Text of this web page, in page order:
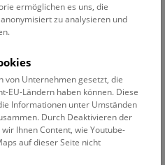
Suche
ist das NHM Wien
Ausnahmen finden sie
ermöglichen es uns, die
zu analysieren und
von Unternehmen gesetzt, die
EU-Ländern haben können. Diese
Informationen unter Umständen
Durch Deaktivieren der
Ihnen Content, wie Youtube-
auf dieser Seite nicht